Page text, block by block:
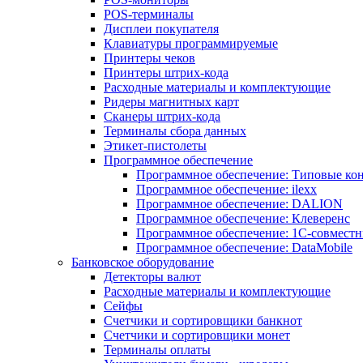
POS-терминалы
Дисплеи покупателя
Клавиатуры программируемые
Принтеры чеков
Принтеры штрих-кода
Расходные материалы и комплектующие
Ридеры магнитных карт
Сканеры штрих-кода
Терминалы сбора данных
Этикет-пистолеты
Программное обеспечение
Программное обеспечение: Типовые
Программное обеспечение: ilexx
Программное обеспечение: DALION
Программное обеспечение: Клеверенс
Программное обеспечение: 1С-
Программное обеспечение: DataMobile
Банковское оборудование
Детекторы валют
Расходные материалы и комплектующие
Сейфы
Счетчики и сортировщики банкнот
Счетчики и сортировщики монет
Терминалы оплаты